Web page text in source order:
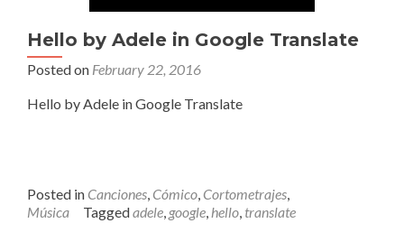
Hello by Adele in Google Translate
Posted on February 22, 2016
Hello by Adele in Google Translate
Posted in Canciones Cómico Cortometrajes
Música
Taggedadele google hello translate